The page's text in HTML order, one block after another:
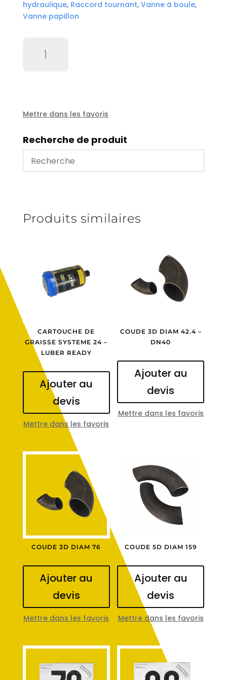
hydraulique, Raccord tournant, Vanne à boule,
Vanne papillon
Mettre dans les favoris
Recherche de produit
Produits similaires
CARTOUCHE DE
GRAISSE SYSTEME 24 –
LUBER READY
Ajouter au
devis
Mettre dans les favoris
COUDE 3D DIAM 42.4 –
DN40
Ajouter au
devis
Mettre dans les favoris
COUDE 3D DIAM 76
Ajouter au
devis
Mettre dans les favoris
COUDE 5D DIAM 159
Ajouter au
devis
Mettre dans les favoris